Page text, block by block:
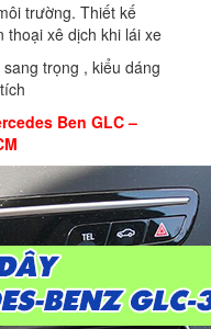
trường. Thiết kế
thoại xê dịch khi lái xe
trọng , kiểu dáng
Ben GLC –